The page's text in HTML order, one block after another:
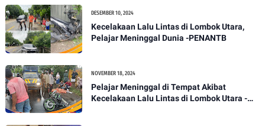
DESEMBER 10, 2024
Kecelakaan Lalu Lintas di Lombok Utara,
Pelajar Meninggal Dunia -PENANTB
NOVEMBER 18, 2024
Pelajar Meninggal di Tempat Akibat
Kecelakaan Lalu Lintas di Lombok Utara -